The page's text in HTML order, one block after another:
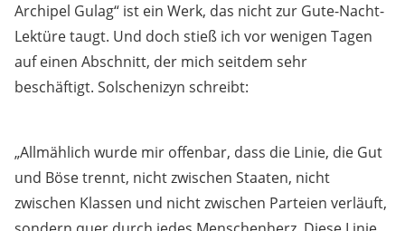
Archipel Gulag“ ist ein Werk, das nicht zur Gute-Nacht-
Lektüre taugt. Und doch stieß ich vor wenigen Tagen
auf einen Abschnitt, der mich seitdem sehr
beschäftigt. Solschenizyn schreibt:
„Allmählich wurde mir offenbar, dass die Linie, die Gut
und Böse trennt, nicht zwischen Staaten, nicht
zwischen Klassen und nicht zwischen Parteien verläuft,